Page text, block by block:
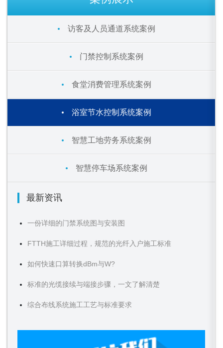
访客及人员通道系统案例
门禁控制系统案例
食堂消费管理系统案例
浴室节水控制系统案例
智慧工地劳务系统案例
智慧停车场系统案例
最新资讯
一份详细的门禁系统图与安装图
FTTH施工详细过程，规范的光纤入户施工标准
如何快速口算转换dBm与W?
标准的光缆接续与端接步骤，一文了解清楚
综合布线系统施工工艺与标准要求